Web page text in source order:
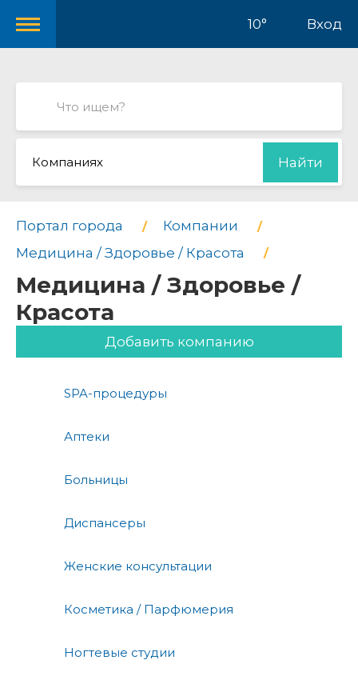
10° Вход
Компаниях Найти
Портал города
Компании
Медицина / Здоровье / Красота
Медицина / Здоровье /
Красота
Добавить компанию
SPA-процедуры
Аптеки
Больницы
Диспансеры
Женские консультации
Косметика / Парфюмерия
Ногтевые студии